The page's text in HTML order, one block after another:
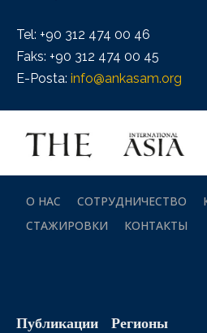
Tel: +90 312 474 00 46
Faks: +90 312 474 00 45
E-Posta: info@ankasam.org
О НАС СОТРУДНИЧЕСТВО
СТАЖИРОВКИ
КОНТАКТЫ
Публикации Регионы